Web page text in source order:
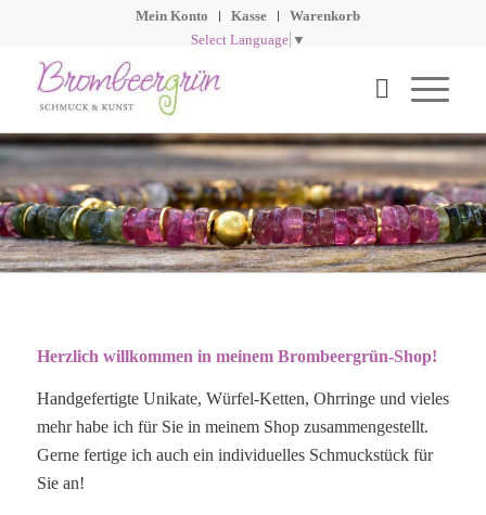
Mein Konto Kasse
Warenkorb
Select Language ▼
Herzlich willkommen in meinem Brombeergrün-Shop!
Handgefertigte Unikate, Würfel-Ketten, Ohrringe und vieles
mehr habe ich für Sie in meinem Shop zusammengestellt.
Gerne fertige ich auch ein individuelles Schmuckstück für
Sie an!